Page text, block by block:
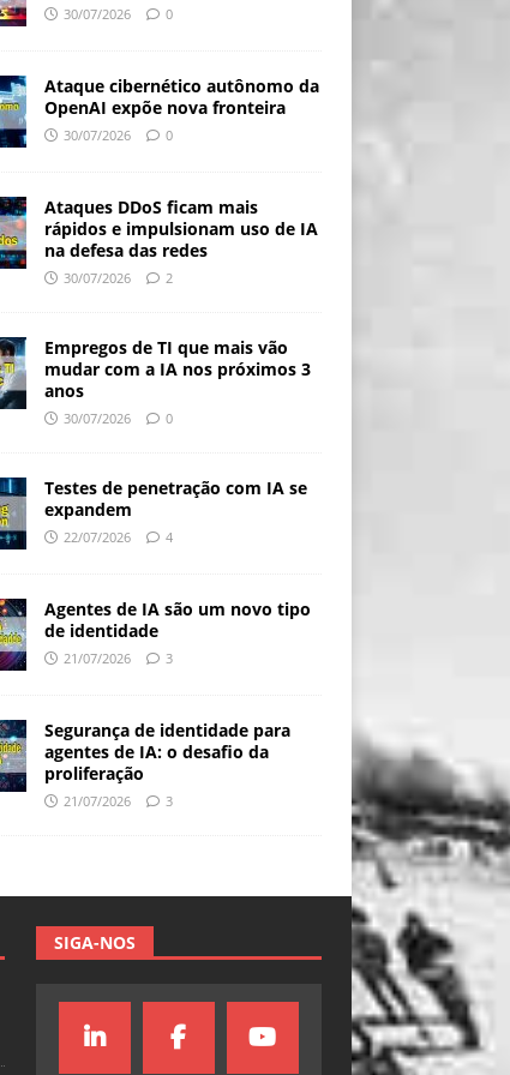
30/07/2026 0
Ataque cibernético autônomo da
OpenAI expõe nova fronteira
30/07/2026 0
Ataques DDoS ficam mais
rápidos e impulsionam uso de IA
na defesa das redes
30/07/2026 2
Empregos de TI que mais vão
mudar com a IA nos próximos 3
anos
30/07/2026 0
Testes de penetração com IA se
expandem
22/07/2026 4
Agentes de IA são um novo tipo
de identidade
21/07/2026 3
Segurança de identidade para
agentes de IA: o desafio da
proliferação
21/07/2026 3
SIGA-NOS